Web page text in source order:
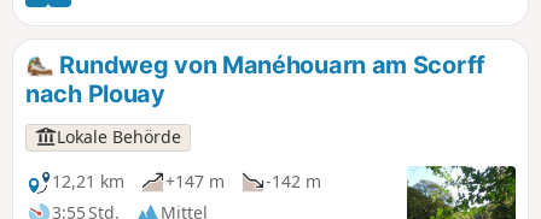
Rundweg von Manéhouarn am Scorff
nach Plouay
Lokale Behörde
12,21 km
+147 m
-142 m
3:55 Std.
Mittel